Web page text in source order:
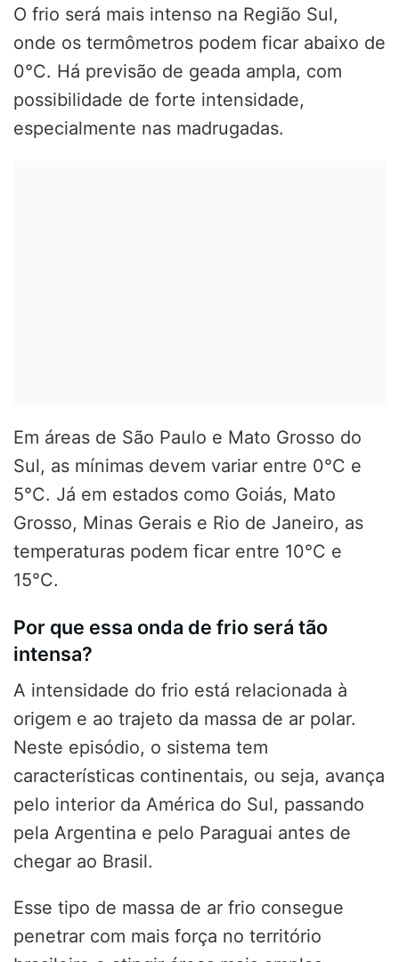
O frio será mais intenso na Região Sul,
onde os termômetros podem ficar abaixo de
0°C. Há previsão de geada ampla, com
possibilidade de forte intensidade,
especialmente nas madrugadas.
Em áreas de São Paulo e Mato Grosso do
Sul, as mínimas devem variar entre 0°C e
5°C. Já em estados como Goiás, Mato
Grosso, Minas Gerais e Rio de Janeiro, as
temperaturas podem ficar entre 10°C e
15°C.
Por que essa onda de frio será tão
intensa?
A intensidade do frio está relacionada à
origem e ao trajeto da massa de ar polar.
Neste episódio, o sistema tem
características continentais, ou seja, avança
pelo interior da América do Sul, passando
pela Argentina e pelo Paraguai antes de
chegar ao Brasil.
Esse tipo de massa de ar frio consegue
penetrar com mais força no território